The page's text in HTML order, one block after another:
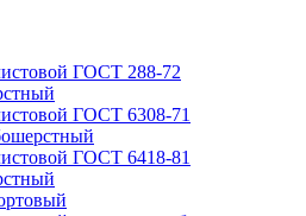
ГОСТ 288-72
ГОСТ 6308-71
ГОСТ 6418-81